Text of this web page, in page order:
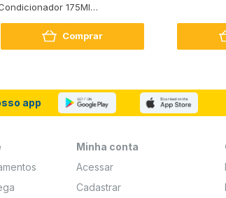
175Ml
Comprar
app
Minha conta
Acessar
Cadastrar